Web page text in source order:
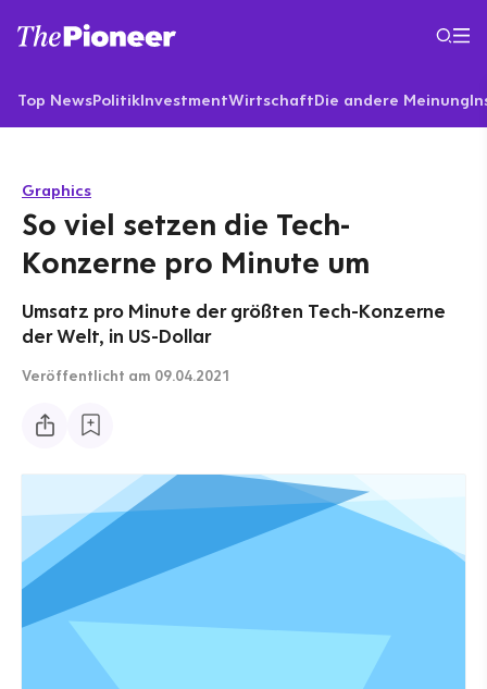
Top NewsPolitikInvestmentWirtschaftDie andere Meinung
Graphics
So viel setzen die Tech-
Konzerne pro Minute um
Umsatz pro Minute der größten Tech-Konzerne
der Welt, in US-Dollar
Veröffentlicht am 09.04.2021